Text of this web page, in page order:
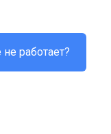
работает?